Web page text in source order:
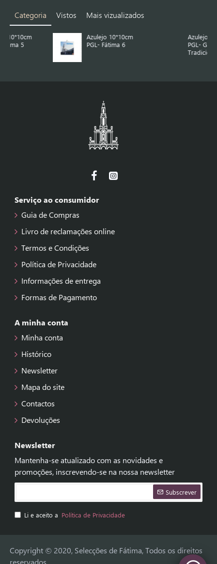
Categoria Vistos Mais vizualizados
Azulejo 10*10cm
PGL- Fátima 6
Azulejo 10*10cm
Serviço ao consumidor
Guia de Compras
Livro de reclamações online
Termos e Condições
Política de Privacidade
Informações de entrega
Formas de Pagamento
A minha conta
Minha conta
Histórico
Newsletter
Mapa do site
Contactos
Devoluções
Newsletter
Mantenha-se atualizado com as novidades e
promoções, inscrevendo-se na nossa newsletter
Subscrever
Li e aceito a Política de Privacidade
Copyright © 2020, Selecções de Fátima, Todos os direitos
reservados